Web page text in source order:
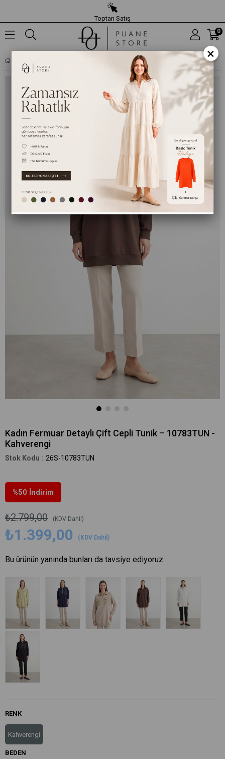
Toptan Satış
0
Kadın Fermuar Detaylı Çift Cepli Tunik – 10783TUN -
Kahverengi
26S-10783TUN
%50 İndirim
₺2.799,00 (KDV Dahil)
₺1.399,00 (KDV Dahil)
Bu ürünün yanında bunları da tavsiye ediyoruz.
RENK
Kahverengi
BEDEN
×